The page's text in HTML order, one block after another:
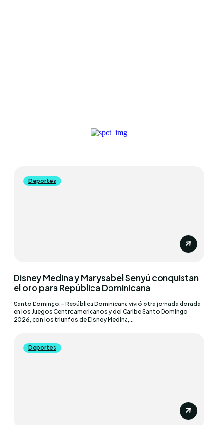
Deportes
Disney Medina y Marysabel Senyú conquistan
el oro para República Dominicana
Santo Domingo.– República Dominicana vivió otra jornada dorada
en los Juegos Centroamericanos y del Caribe Santo Domingo
2026, con los triunfos de Disney Medina,...
Deportes